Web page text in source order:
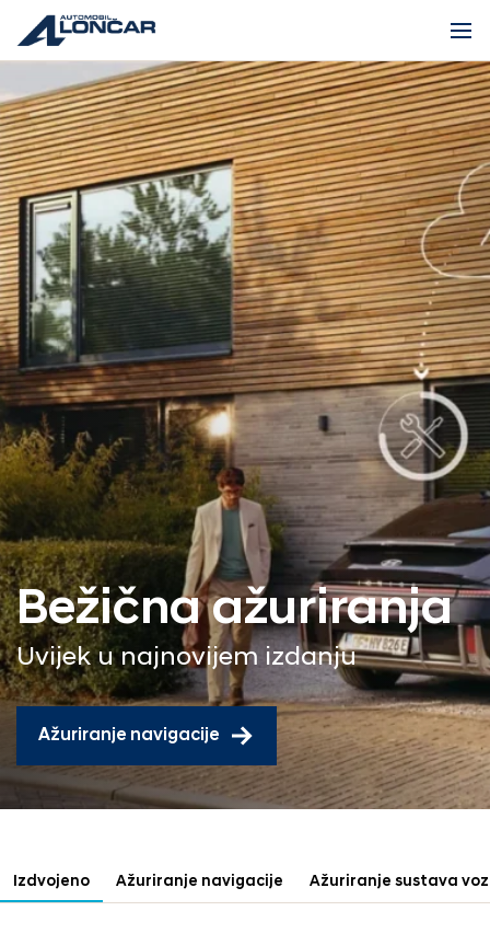
Bežična ažuriranja
Uvijek u najnovijem izdanju
Ažuriranje navigacije
Izdvojeno Ažuriranje navigacije Ažuriranje sustava